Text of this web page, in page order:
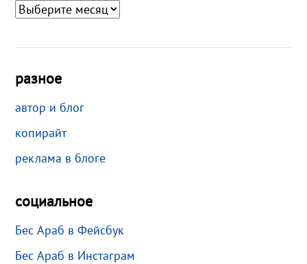
разное
автор и блог
копирайт
реклама в блоге
социальное
Бес Араб в Фейсбук
Бес Араб в Инстаграм